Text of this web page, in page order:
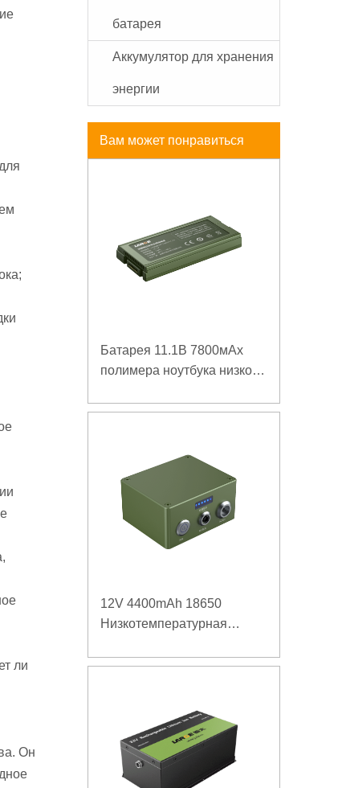
ли
Он
батарея
Аккумулятор для хранения
энергии
Вам может понравиться
Батарея 11.1В 7800мАх
полимера ноутбука низкой
плотности энергии
12V 4400mAh 18650
Низкотемпературная
усиленного источника